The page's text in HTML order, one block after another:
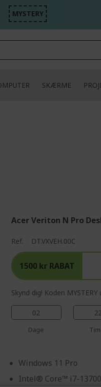
MYSTERY
SKÆRME
Acer Veriton N Pro
Ref. DT.VXVEH.00C
1500 kr RABAT
Skynd dig! Koden
02
Dage
Windows 11 Pro
Intel® Core™ i7-